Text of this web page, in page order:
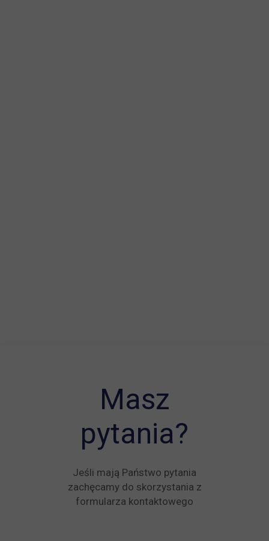
Masz
pytania?
Jeśli mają Państwo pytania
zachęcamy do skorzystania z
formularza kontaktowego